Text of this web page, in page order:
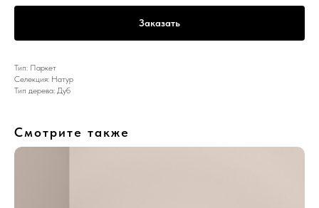
Заказать
Тип: Паркет
Селекция: Натур
Тип дерева: Дуб
Смотрите также